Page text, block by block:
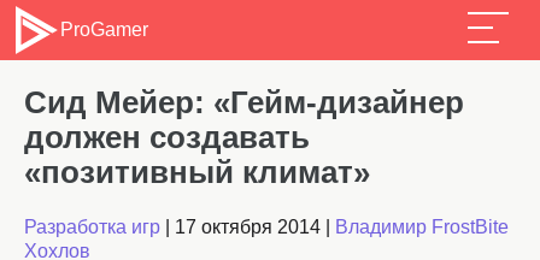
ProGamer
Сид Мейер: «Гейм-дизайнер
должен создавать
«позитивный климат»
Разработка игр 17 октября 2014
Владимир FrostBite
Хохлов